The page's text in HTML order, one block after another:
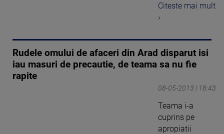
Citeste mai mult
›
Rudele omului de afaceri din Arad disparut isi
iau masuri de precautie, de teama sa nu fie
rapite
08-05-2013 | 18:43
Teama i-a
cuprins pe
apropiatii